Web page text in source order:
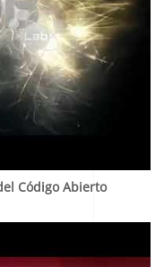
Código Abierto